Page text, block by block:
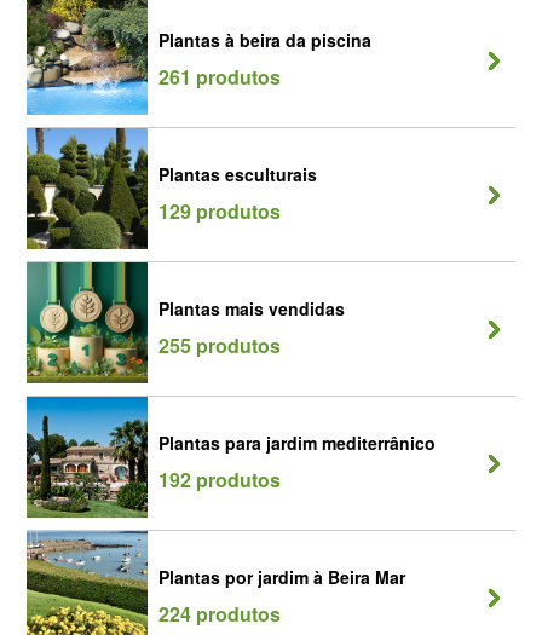
Plantas à beira da piscina
261 produtos
Plantas esculturais
129 produtos
Plantas mais vendidas
255 produtos
Plantas para jardim mediterrânico
192 produtos
Plantas por jardim à Beira Mar
224 produtos